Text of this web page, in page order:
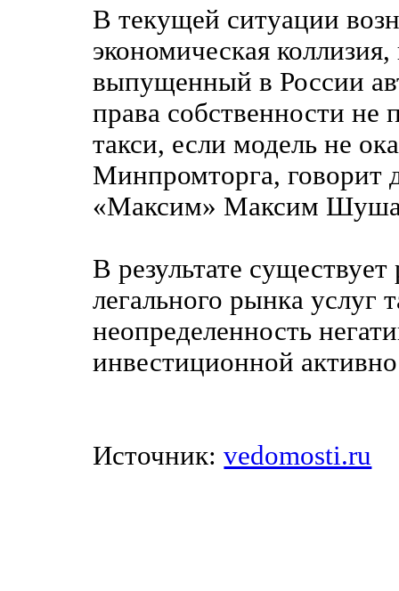
В текущей ситуации
экономическая
выпущенный в России
права собственности не
такси, если модель не
Минпромторга, говорит
«Максим» Максим
В результате
легального рынка услуг
неопределенность
инвестиционной
Источник:vedomosti.ru